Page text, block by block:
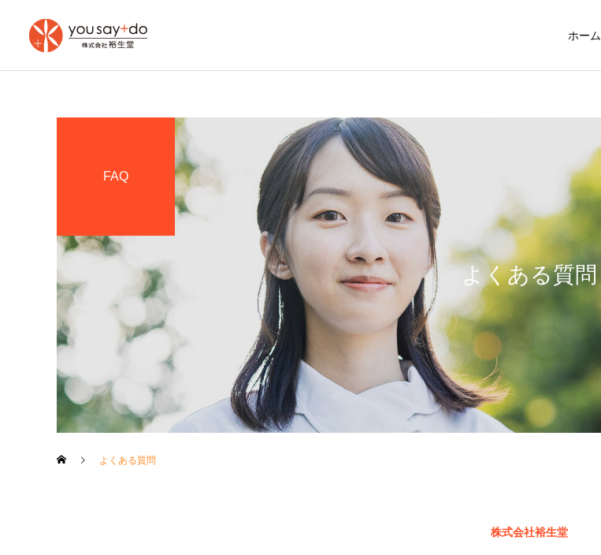
ホーム
木もれ日の館 陽だまり倶楽部
よくある質問
FAQ
よくある質問
株式会社裕生堂